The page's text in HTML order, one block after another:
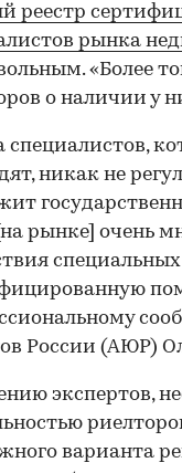
реестр
рынка
«Более
о наличии у
специалистов,
никак не
рынке] очень
России (АЮР)
экспертов,
варианта